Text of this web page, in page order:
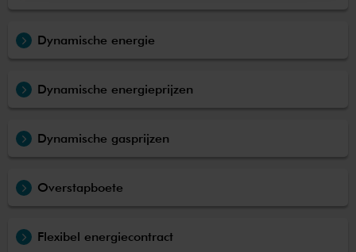
Dynamische energie
Dynamische energieprijzen
Dynamische gasprijzen
Overstapboete
Flexibel energiecontract